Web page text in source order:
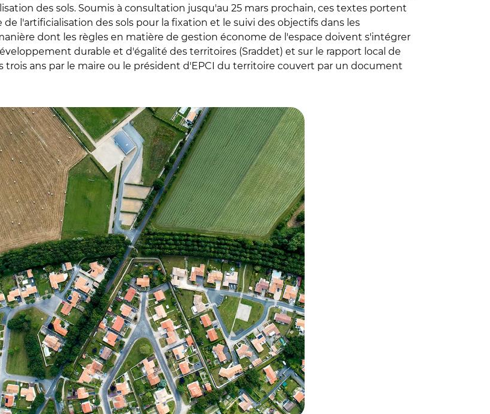
des sols. Soumis à consultation jusqu'au 25 mars prochain, ces textes portent
l'artificialisation des sols pour la fixation et le suivi des objectifs dans les
dont les règles en matière de gestion économe de l'espace doivent s'intégrer
durable et d'égalité des territoires (Sraddet) et sur le rapport local de
trois ans par le maire ou le président d'EPCI du territoire couvert par un document